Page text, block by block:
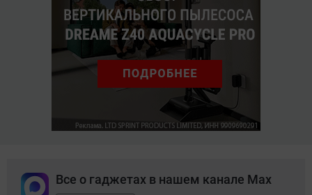
Все о гаджетах в нашем канале Max